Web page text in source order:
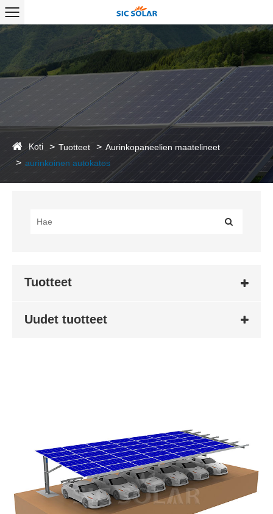
Koti Tuotteet
Aurinkopaneelien maatelineet
aurinkoinen autokatos
Tuotteet
Uudet tuotteet